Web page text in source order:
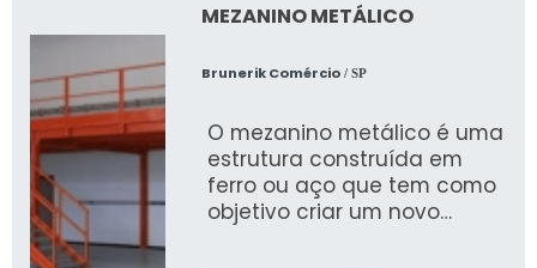
MEZANINO METÁLICO
Brunerik Comércio/ SP
O mezanino metálico é uma
estrutura construída em
ferro ou aço que tem como
objetivo criar um novo